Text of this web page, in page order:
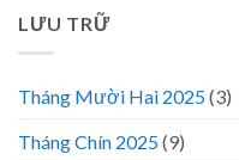
LƯU TRỮ
Tháng Mười Hai 2025(3)
Tháng Chín 2025(9)